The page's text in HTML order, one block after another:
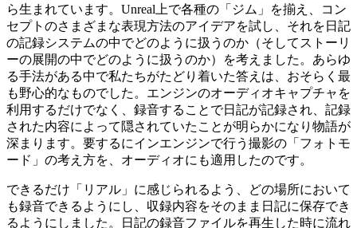
ら生まれています。Unreal上で各種の「ジム」を揃え、コン
セプトのさまざまな表現方法のアイデアを試し、それを日記
の記録システムの中でどのように扱うのか（そしてストーリ
ーの展開の中でどのように扱うのか）を考えました。あらゆ
る手法がある中で私たちがたどり着いた答えは、おそらく最
も野心的なものでした。エンジンのオーディオキャプチャを
利用するだけでなく、録音することで日記が記録され、記録
された内容によって隠されていたことが明らかになり物語が
深まります。要するにインエンジンで行う撮影の「フォトモ
ード」の考え方を、オーディオにも適用したのです。
できるだけ「リアル」に感じられるよう、どの場所において
も録音できるようにし、収録内容をそのまま日記に保存でき
るようにしました。日記の録音ファイルを再生した時に流れ